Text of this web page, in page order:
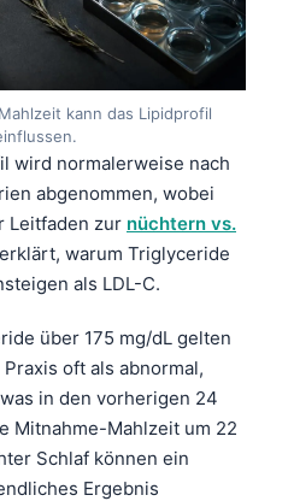
kann das Lipidprofil
wird normalerweise nach
abgenommen, wobei
Leitfaden zur nüchtern vs.
warum Triglyceride
als LDL-C.
über 175 mg/dL gelten
oft als abnormal,
in den vorherigen 24
Mitnahme-Mahlzeit um 22
Schlaf können ein
Ergebnis